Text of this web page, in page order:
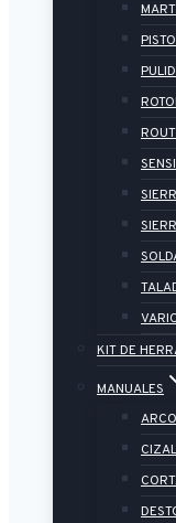
KIT DE
MANUALES